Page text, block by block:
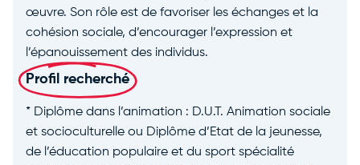
œuvre. Son rôle est de favoriser les échanges et la
cohésion sociale, d’encourager l’expression et
l’épanouissement des individus.
Profil recherché
* Diplôme dans l’animation : D.U.T. Animation sociale
et socioculturelle ou Diplôme d’Etat de la jeunesse,
de l’éducation populaire et du sport spécialité